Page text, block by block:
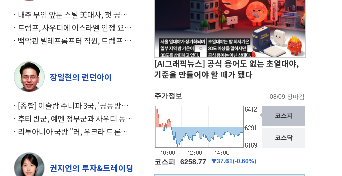
내주 부임 앞둔 스틸 美대사, 첫 공개
행사서 "한미동맹 강화 최우선 과제"
트럼프, 사우디에 이스라엘 인정 요
구…원자력 협정 서명 하루 만에 좌초
위기
백악관 텔레프롬프터 직원, 트럼프 연
설 미리 보고 베팅 시장서 10만달러 챙
겨
장일현의 런던아이
[종합] 이슬람 수니파 3국, '공동방위
협정' 체결… 이스라엘·이란 위협에
맞설 자체 억지력 강화
후티 반군, 예멘 정부군과 사우디 동시
공격… 위기 고조되는 또 다른 중동 화
약고
리투아니아 국방 "러, 우크라 드론으
로 나토 회원국 공격 검토… 거짓 깃발
작전"
권지언의 투자&트레이딩
[AI그래픽뉴스] 공식 용어도 없는 초열대야,
기준을 만들어야 할 때가 됐다